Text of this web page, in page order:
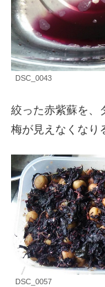
DSC_0043
絞った赤紫蘇を、
梅が見えなくなり
DSC_0057